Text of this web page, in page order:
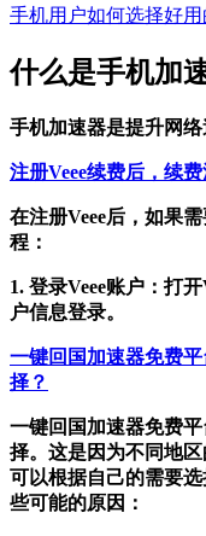
手机用户如何选择好用
什么是手机加
手机加速器是提升网络
注册Veee续费后，续
在注册Veee后，如果
程：
1. 登录Veee账户：打
户信息登录。
一键回国加速器免费
择？
一键回国加速器免费
择。这是因为不同地
可以根据自己的需要
些可能的原因：